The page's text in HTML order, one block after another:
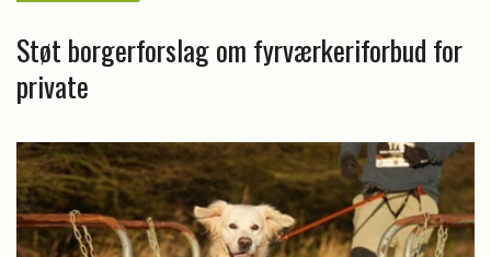
Støt borgerforslag om fyrværkeriforbud for
private